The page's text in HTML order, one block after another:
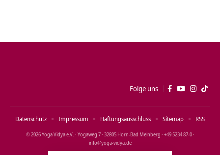
Folge uns
© 2026 Yoga Vidya e.V. · Yogaweg 7 · 32805 Horn‑Bad Meinberg · +49 5234 87‑0 ·
info@yoga‑vidya.de
Datenschutz Impressum Haftungsausschluss Sitemap RSS